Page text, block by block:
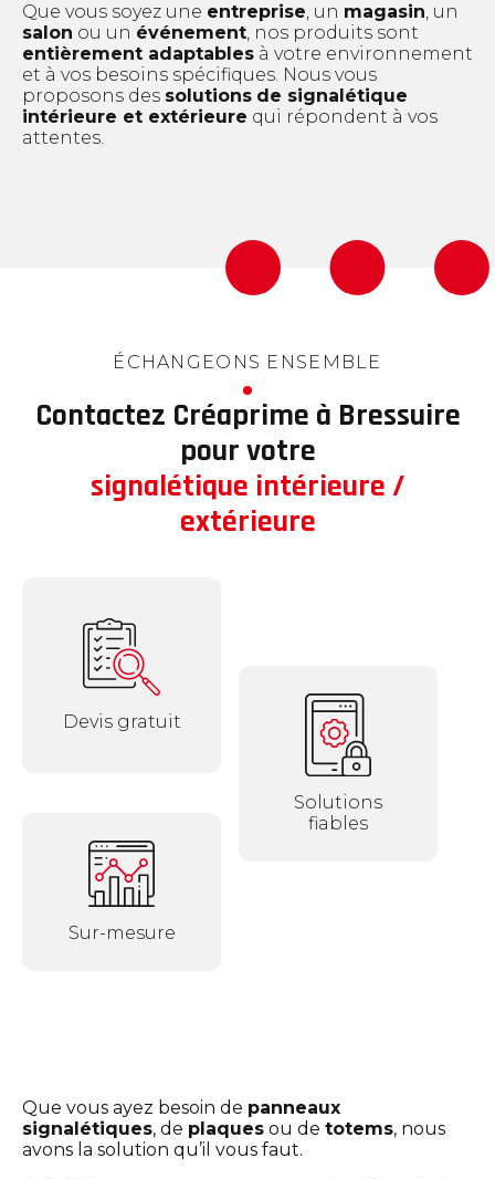
Que vous soyez une entreprise, un magasin, un
salon ou un événement, nos produits sont
entièrement adaptables à votre environnement
et à vos besoins spécifiques. Nous vous
proposons des solutions de signalétique
intérieure et extérieure qui répondent à vos
attentes.
Contactez Créaprime à Bressuire
pour votre
signalétique intérieure /
extérieure
ÉCHANGEONS ENSEMBLE
Devis gratuit
Solutions
fiables
Sur-mesure
Que vous ayez besoin de panneaux
signalétiques, de plaques ou de totems, nous
avons la solution qu’il vous faut.